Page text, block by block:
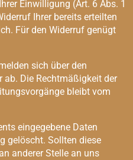
Einwilligung (Art. 6 Abs. 1
Ihrer bereits erteilten
Für den Widerruf genügt
sich über den
ab. Die Rechtmäßigkeit der
bleibt vom
eingegebene Daten
gelöscht. Sollten diese
anderer Stelle an uns